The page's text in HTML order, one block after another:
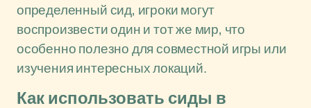
определенный сид, игроки могут
воспроизвести один и тот же мир, что
особенно полезно для совместной игры или
изучения интересных локаций.
Как использовать сиды в